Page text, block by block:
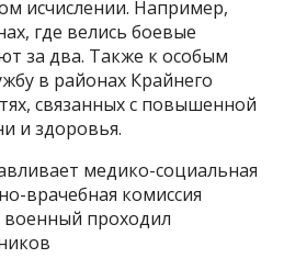
исчислении. Например,
где велись боевые
за два. Также к особым
в районах Крайнего
связанных с повышенной
и здоровья.
медико-социальная
врачебная комиссия
военный проходил